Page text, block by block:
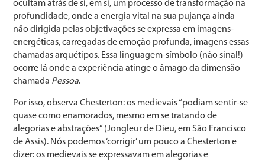
ocultam atrás de si, em si, um processo de transformação na
profundidade, onde a energia vital na sua pujança ainda
não dirigida pelas objetivações se expressa em imagens-
energéticas, carregadas de emoção profunda, imagens essas
chamadas arquétipos. Essa linguagem-símbolo (não sinal!)
ocorre lá onde a experiência atinge o âmago da dimensão
chamada Pessoa.
Por isso, observa Chesterton: os medievais “podiam sentir-se
quase como enamorados, mesmo em se tratando de
alegorias e abstrações” (Jongleur de Dieu, em São Francisco
de Assis). Nós podemos ‘corrigir’ um pouco a Chesterton e
dizer: os medievais se expressavam em alegorias e